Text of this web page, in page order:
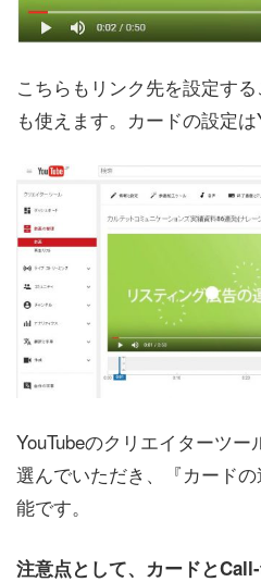
こちらもリンク先を設定す
も使えます。カードの設定は
YouTubeのクリエイターツ
選んでいただき、『カード
能です。
注意点として、カードと